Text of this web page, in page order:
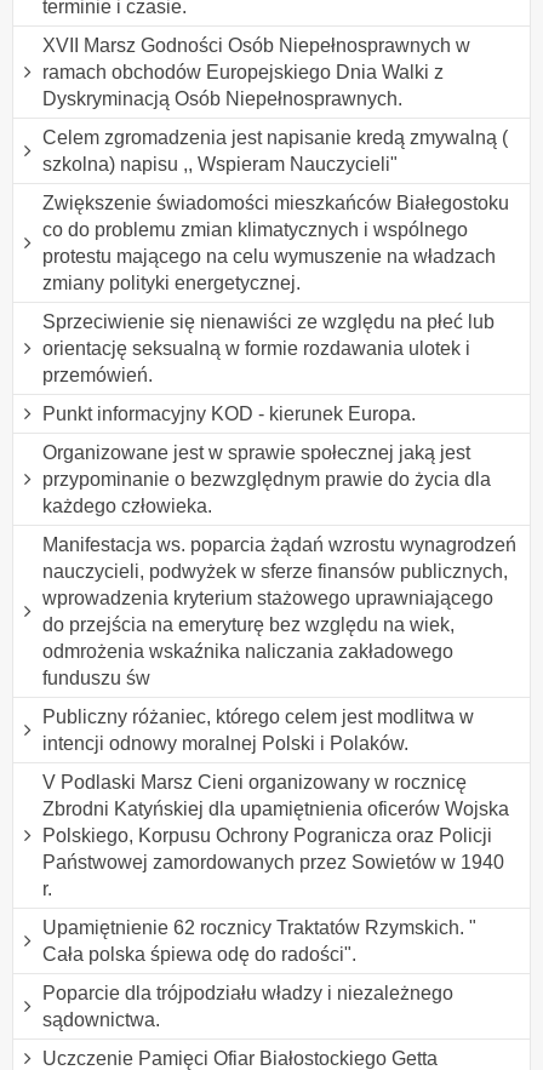
terminie i czasie.
XVII Marsz Godności Osób Niepełnosprawnych w
ramach obchodów Europejskiego Dnia Walki z
Dyskryminacją Osób Niepełnosprawnych.
Celem zgromadzenia jest napisanie kredą zmywalną (
szkolna) napisu ,, Wspieram Nauczycieli"
Zwiększenie świadomości mieszkańców Białegostoku
co do problemu zmian klimatycznych i wspólnego
protestu mającego na celu wymuszenie na władzach
zmiany polityki energetycznej.
Sprzeciwienie się nienawiści ze względu na płeć lub
orientację seksualną w formie rozdawania ulotek i
przemówień.
Punkt informacyjny KOD - kierunek Europa.
Organizowane jest w sprawie społecznej jaką jest
przypominanie o bezwzględnym prawie do życia dla
każdego człowieka.
Manifestacja ws. poparcia żądań wzrostu wynagrodzeń
nauczycieli, podwyżek w sferze finansów publicznych,
wprowadzenia kryterium stażowego uprawniającego
do przejścia na emeryturę bez względu na wiek,
odmrożenia wskaźnika naliczania zakładowego
funduszu św
Publiczny różaniec, którego celem jest modlitwa w
intencji odnowy moralnej Polski i Polaków.
V Podlaski Marsz Cieni organizowany w rocznicę
Zbrodni Katyńskiej dla upamiętnienia oficerów Wojska
Polskiego, Korpusu Ochrony Pogranicza oraz Policji
Państwowej zamordowanych przez Sowietów w 1940
r.
Upamiętnienie 62 rocznicy Traktatów Rzymskich. "
Cała polska śpiewa odę do radości".
Poparcie dla trójpodziału władzy i niezależnego
sądownictwa.
Uczczenie Pamięci Ofiar Białostockiego Getta